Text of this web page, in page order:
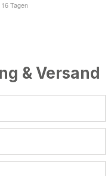
& Versand